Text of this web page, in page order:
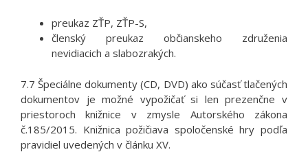
preukaz ZŤP, ZŤP-S,
členský preukaz občianskeho združenia
nevidiacich a slabozrakých.
7.7 Špeciálne dokumenty (CD, DVD) ako súčasť tlačených
dokumentov je možné vypožičať si len prezenčne v
priestoroch knižnice v zmysle Autorského zákona
č.185/2015. Knižnica požičiava spoločenské hry podľa
pravidiel uvedených v článku XV.